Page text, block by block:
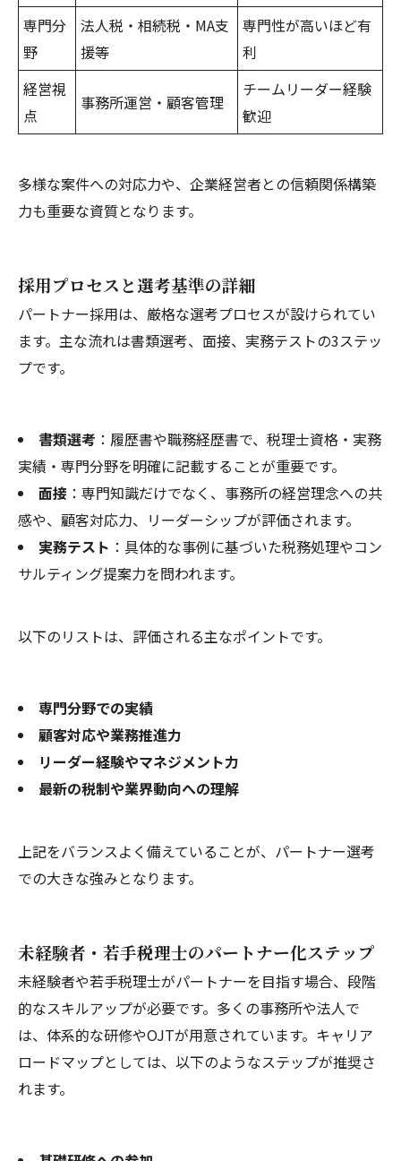
専門分
野
法人税・相続税・MA支
援等
専門性が高いほど有
利
経営視
点
事務所運営・顧客管理
チームリーダー経験
歓迎
多様な案件への対応力や、企業経営者との信頼関係構築
力も重要な資質となります。
採用プロセスと選考基準の詳細
パートナー採用は、厳格な選考プロセスが設けられてい
ます。主な流れは書類選考、面接、実務テストの3ステッ
プです。
書類選考 ：履歴書や職務経歴書で、税理士資格・実務
実績・専門分野を明確に記載することが重要です。
面接 ：専門知識だけでなく、事務所の経営理念への共
感や、顧客対応力、リーダーシップが評価されます。
実務テスト ：具体的な事例に基づいた税務処理やコン
サルティング提案力を問われます。
以下のリストは、評価される主なポイントです。
専門分野での実績
顧客対応や業務推進力
リーダー経験やマネジメント力
最新の税制や業界動向への理解
上記をバランスよく備えていることが、パートナー選考
での大きな強みとなります。
未経験者・若手税理士のパートナー化ステップ
未経験者や若手税理士がパートナーを目指す場合、段階
的なスキルアップが必要です。多くの事務所や法人で
は、体系的な研修やOJTが用意されています。キャリア
ロードマップとしては、以下のようなステップが推奨さ
れます。